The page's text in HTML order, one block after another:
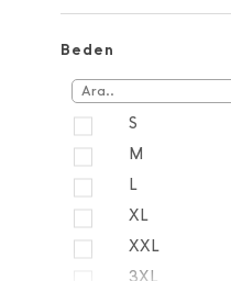
Beden
S
M
L
XL
XXL
3XL